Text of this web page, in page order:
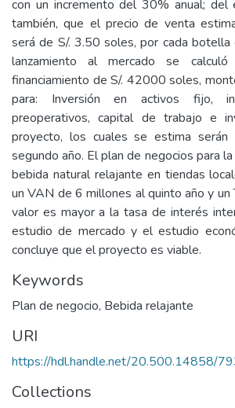
con un incremento del 30% anual; del
también, que el precio de venta
será de S/. 3.50 soles, por cada
lanzamiento al mercado se
financiamiento de S/. 42000 soles,
para: Inversión en activos fijo,
preoperativos, capital de trabajo e
proyecto, los cuales se estima serán
segundo año. El plan de negocios para
bebida natural relajante en tiendas
un VAN de 6 millones al quinto año y
valor es mayor a la tasa de interés
estudio de mercado y el estudio
concluye que el proyecto es viable.
Keywords
Plan de negocio, Bebida relajante
URI
https://hdl.handle.net/20.500.14858/
Collections